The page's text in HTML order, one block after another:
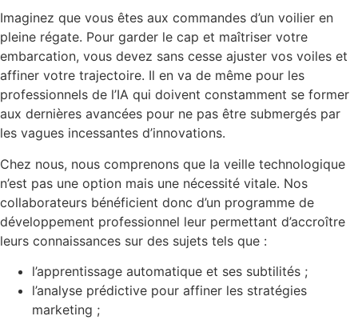
Imaginez que vous êtes aux commandes d’un voilier en
pleine régate. Pour garder le cap et maîtriser votre
embarcation, vous devez sans cesse ajuster vos voiles et
affiner votre trajectoire. Il en va de même pour les
professionnels de l’IA qui doivent constamment se former
aux dernières avancées pour ne pas être submergés par
les vagues incessantes d’innovations.
Chez nous, nous comprenons que la veille technologique
n’est pas une option mais une nécessité vitale. Nos
collaborateurs bénéficient donc d’un programme de
développement professionnel leur permettant d’accroître
leurs connaissances sur des sujets tels que :
l’apprentissage automatique et ses subtilités ;
l’analyse prédictive pour affiner les stratégies
marketing ;